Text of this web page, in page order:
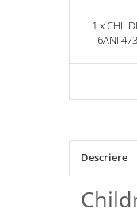
1 x
6ANI
Descriere